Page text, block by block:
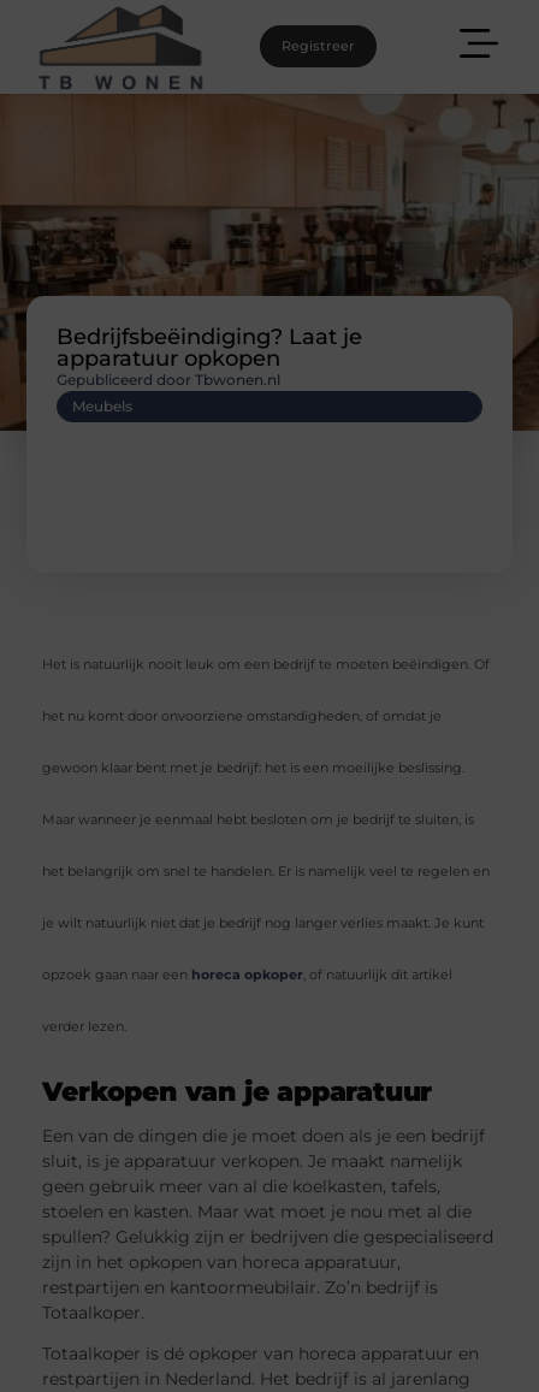
Registreer
Bedrijfsbeëindiging? Laat je
apparatuur opkopen
Meubels
Gepubliceerd door Tbwonen.nl
Het is natuurlijk nooit leuk om een bedrijf te moeten beëindigen. Of
het nu komt door onvoorziene omstandigheden, of omdat je
gewoon klaar bent met je bedrijf: het is een moeilijke beslissing.
Maar wanneer je eenmaal hebt besloten om je bedrijf te sluiten, is
het belangrijk om snel te handelen. Er is namelijk veel te regelen en
je wilt natuurlijk niet dat je bedrijf nog langer verlies maakt. Je kunt
opzoek gaan naar een horeca opkoper, of natuurlijk dit artikel
verder lezen.
Verkopen van je apparatuur
Een van de dingen die je moet doen als je een bedrijf
sluit, is je apparatuur verkopen. Je maakt namelijk
geen gebruik meer van al die koelkasten, tafels,
stoelen en kasten. Maar wat moet je nou met al die
spullen? Gelukkig zijn er bedrijven die gespecialiseerd
zijn in het opkopen van horeca apparatuur,
restpartijen en kantoormeubilair. Zo’n bedrijf is
Totaalkoper.
Totaalkoper is dé opkoper van horeca apparatuur en
restpartijen in Nederland. Het bedrijf is al jarenlang